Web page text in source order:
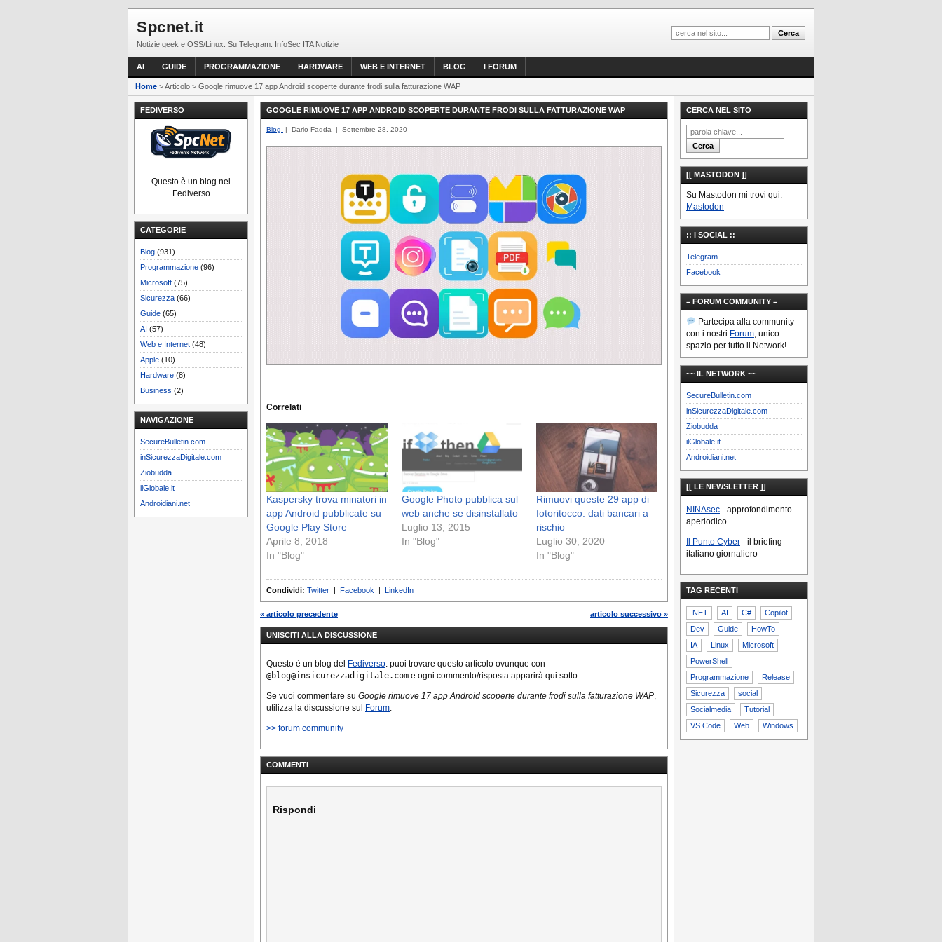
Spcnet.it
Notizie geek e OSS/Linux. Su Telegram: InfoSec ITA Notizie
AI GUIDE PROGRAMMAZIONE HARDWARE WEB E INTERNET BLOG I FORUM
Home > Articolo > Google rimuove 17 app Android scoperte durante frodi sulla fatturazione WAP
FEDIVERSO
Questo è un blog nel
Fediverso
CATEGORIE
Blog (931)
Programmazione (96)
Microsoft (75)
Sicurezza (66)
Guide (65)
AI (57)
Web e Internet (48)
Apple (10)
Hardware (8)
Business (2)
NAVIGAZIONE
SecureBulletin.com
inSicurezzaDigitale.com
Ziobudda
ilGlobale.it
Androidiani.net
GOOGLE RIMUOVE 17 APP ANDROID SCOPERTE DURANTE FRODI SULLA FATTURAZIONE WAP
Blog | Dario Fadda | Settembre 28, 2020
Correlati
Kaspersky trova minatori in
app Android pubblicate su
Google Play Store
Aprile 8, 2018
In "Blog"
Google Photo pubblica sul
web anche se disinstallato
Luglio 13, 2015
In "Blog"
Rimuovi queste 29 app di
fotoritocco: dati bancari a
rischio
Luglio 30, 2020
In "Blog"
Condividi: Twitter | Facebook | LinkedIn
« articolo precedente articolo successivo »
UNISCITI ALLA DISCUSSIONE
Questo è un blog del Fediverso: puoi trovare questo articolo ovunque con
@blog@insicurezzadigitale.com e ogni commento/risposta apparirà qui sotto.
Se vuoi commentare su Google rimuove 17 app Android scoperte durante frodi sulla fatturazione WAP,
utilizza la discussione sul Forum.
>> forum community
COMMENTI
Rispondi
CERCA NEL SITO
[[ MASTODON ]]
Su Mastodon mi trovi qui:
Mastodon
:: I SOCIAL ::
Telegram
Facebook
= FORUM COMMUNITY =
Partecipa alla community
con i nostri Forum, unico
spazio per tutto il Network!
~~ IL NETWORK ~~
SecureBulletin.com
inSicurezzaDigitale.com
Ziobudda
ilGlobale.it
Androidiani.net
[[ LE NEWSLETTER ]]
NINAsec - approfondimento
aperiodico
Il Punto Cyber - il briefing
italiano giornaliero
TAG RECENTI
.NET AI C#
Copilot
Dev
Guide
HowTo
IA
Linux
Microsoft
PowerShell
Programmazione
Release
Sicurezza
social
Socialmedia
Tutorial
VS Code
Web Windows